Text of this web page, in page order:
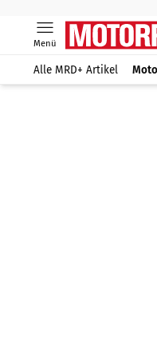
Menü
Alle MRD+ Artikel